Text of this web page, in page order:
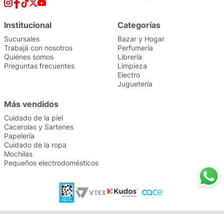
Institucional
Sucursales
Trabajá con nosotros
Quiénes somos
Preguntas frecuentes
Categorías
Bazar y Hogar
Perfumería
Librería
Limpieza
Electro
Juguetería
Más vendidos
Cuidado de la piel
Cacerolas y Sartenes
Papelería
Cuidado de la ropa
Mochilas
Pequeños electrodomésticos